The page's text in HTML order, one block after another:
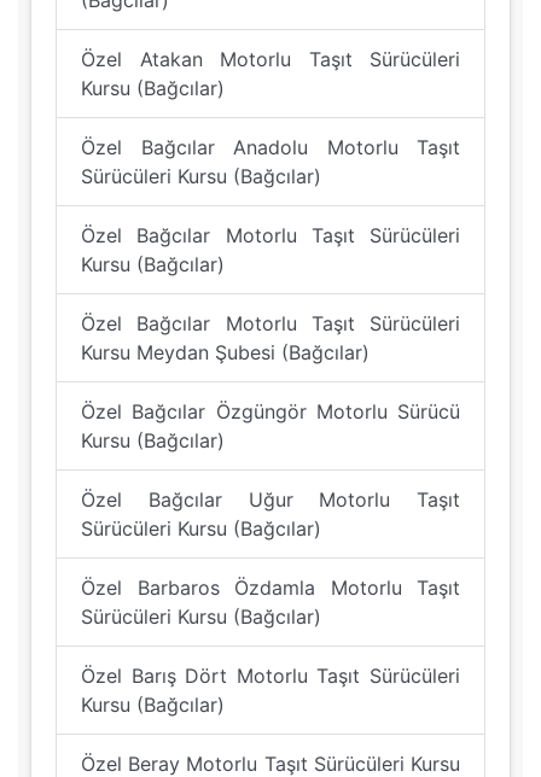
Özel Atakan Motorlu Taşıt Sürücüleri
Kursu (Bağcılar)
Özel Bağcılar Anadolu Motorlu Taşıt
Sürücüleri Kursu (Bağcılar)
Özel Bağcılar Motorlu Taşıt Sürücüleri
Kursu (Bağcılar)
Özel Bağcılar Motorlu Taşıt Sürücüleri
Kursu Meydan Şubesi (Bağcılar)
Özel Bağcılar Özgüngör Motorlu Sürücü
Kursu (Bağcılar)
Özel Bağcılar Uğur Motorlu Taşıt
Sürücüleri Kursu (Bağcılar)
Özel Barbaros Özdamla Motorlu Taşıt
Sürücüleri Kursu (Bağcılar)
Özel Barış Dört Motorlu Taşıt Sürücüleri
Kursu (Bağcılar)
Özel Beray Motorlu Taşıt Sürücüleri Kursu